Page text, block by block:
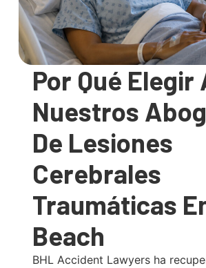
Por Qué Elegir
Nuestros
De Lesiones
Cerebrales
Traumáticas
Beach
BHL Accident Lawyers ha